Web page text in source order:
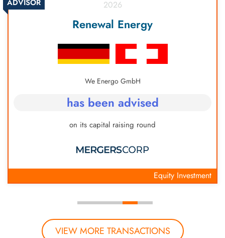
ADVISOR 2026
Renewal Energy
We Energo GmbH
has been advised
on its capital raising round
Equity Investment
VIEW MORE TRANSACTIONS